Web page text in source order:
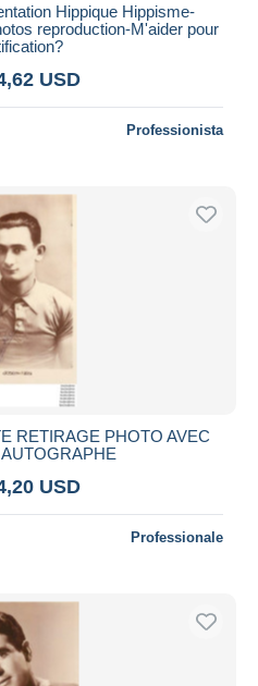
Hippique Hippisme-
reproduction-M'aider pour
USD
Professionista
RETIRAGE PHOTO AVEC
USD
Professionale